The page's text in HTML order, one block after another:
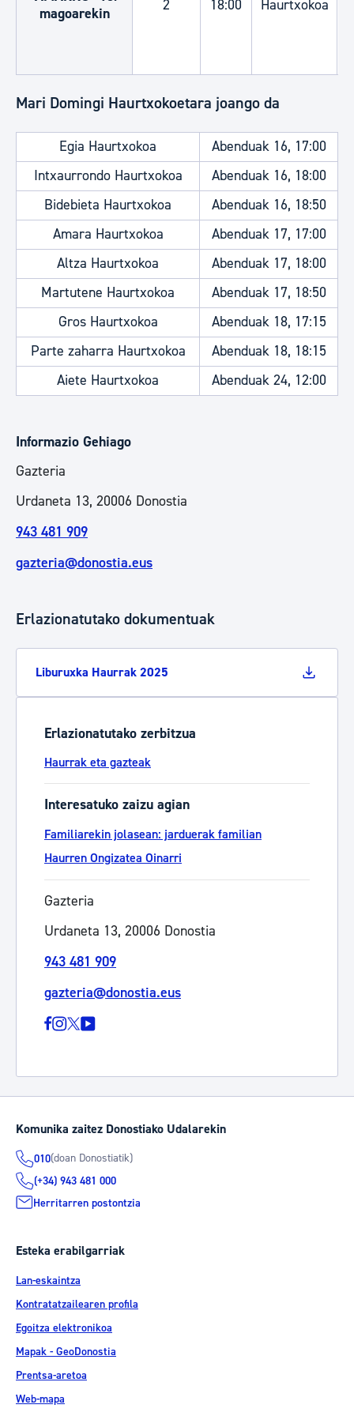
magoarekin
2
18:00
Haurtxokoa
Mari Domingi Haurtxokoetara joango da
Egia Haurtxokoa
Abenduak 16, 17:00
Intxaurrondo Haurtxokoa
Abenduak 16, 18:00
Bidebieta Haurtxokoa
Abenduak 16, 18:50
Amara Haurtxokoa
Abenduak 17, 17:00
Altza Haurtxokoa
Abenduak 17, 18:00
Martutene Haurtxokoa
Abenduak 17, 18:50
Gros Haurtxokoa
Abenduak 18, 17:15
Parte zaharra Haurtxokoa
Abenduak 18, 18:15
Aiete Haurtxokoa
Abenduak 24, 12:00
Informazio Gehiago
Gazteria
Urdaneta 13, 20006 Donostia
943 481 909
gazteria@donostia.eus
Erlazionatutako dokumentuak
Liburuxka Haurrak 2025
Erlazionatutako zerbitzua
Haurrak eta gazteak
Interesatuko zaizu agian
Familiarekin jolasean: jarduerak familian
Haurren Ongizatea Oinarri
Gazteria
Urdaneta 13, 20006 Donostia
943 481 909
gazteria@donostia.eus
Komunika zaitez Donostiako Udalarekin
010(doan Donostiatik)
(+34) 943 481 000
Herritarren postontzia
Esteka erabilgarriak
Lan-eskaintza
Kontratatzailearen profila
Egoitza elektronikoa
Mapak - GeoDonostia
Prentsa-aretoa
Web-mapa